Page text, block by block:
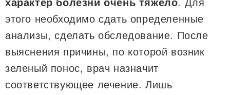
характер болезни очень тяжело. Для
этого необходимо сдать определенные
анализы, сделать обследование. После
выяснения причины, по которой возник
зеленый понос, врач назначит
соответствующее лечение. Лишь